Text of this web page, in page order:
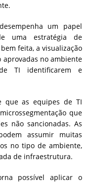
um papel
uma estratégia de
feita, a visualização
aprovadas no ambiente
TI identificarem e
que as equipes de TI
que
não sancionadas. As
assumir muitas
no tipo de ambiente,
de infraestrutura.
possível aplicar o